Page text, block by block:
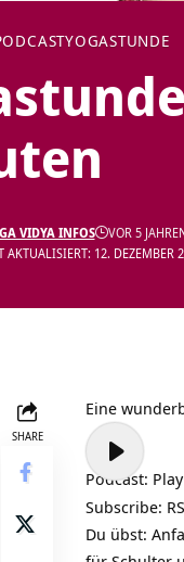
YOGASTUNDE
AKTUALISIERT: 12. DEZEMBER
VIDYA INFOS VOR 5
SHARE
Eine
Audio-
Player
Podcast:
Subscribe:
Du übst: